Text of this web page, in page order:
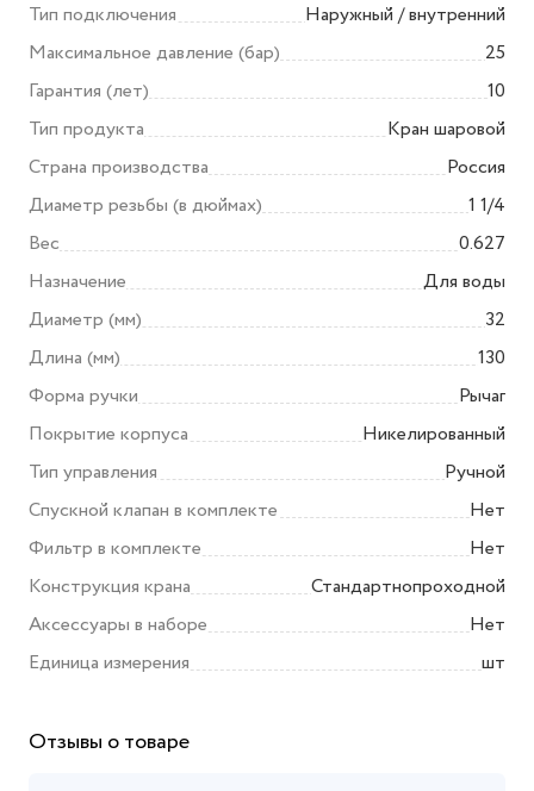
Тип подключения
Наружный / внутренний
Максимальное давление (бар)
25
Гарантия (лет)
10
Тип продукта
Кран шаровой
Страна производства
Россия
Диаметр резьбы (в дюймах)
1 1/4
Вес
0.627
Назначение
Для воды
Диаметр (мм)
32
Длина (мм)
130
Форма ручки
Рычаг
Покрытие корпуса
Никелированный
Тип управления
Ручной
Спускной клапан в комплекте
Нет
Фильтр в комплекте
Нет
Конструкция крана
Стандартнопроходной
Аксессуары в наборе
Нет
Единица измерения
шт
Отзывы о товаре